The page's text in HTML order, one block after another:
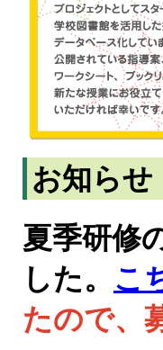
お知らせ
夏季研修
した。 こ
たので、